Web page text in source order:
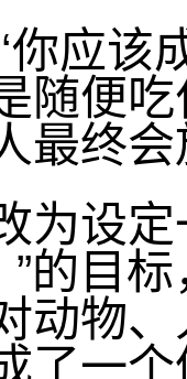
你应
随便
最终
为设
的目
动物
了一